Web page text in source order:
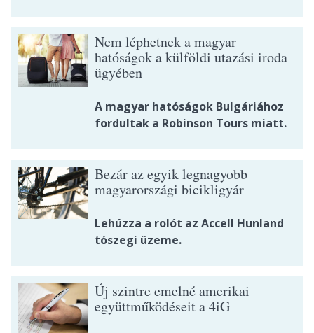
Nem léphetnek a magyar
hatóságok a külföldi utazási iroda
ügyében
A magyar hatóságok Bulgáriához
fordultak a Robinson Tours miatt.
Bezár az egyik legnagyobb
magyarországi bicikligyár
Lehúzza a rolót az Accell Hunland
tószegi üzeme.
Új szintre emelné amerikai
együttműködéseit a 4iG